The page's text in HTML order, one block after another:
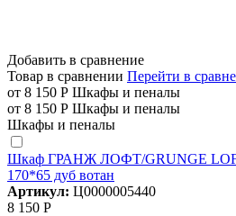
Добавить в сравнение
Товар в сравнении Перейти в
от 8 150 Р Шкафы и пеналы
от 8 150 Р Шкафы и пеналы
Шкафы и пеналы
Шкаф ГРАНЖ ЛОФТ/GRUNGE
170*65 дуб вотан
Артикул: Ц0000005440
8 150 Р